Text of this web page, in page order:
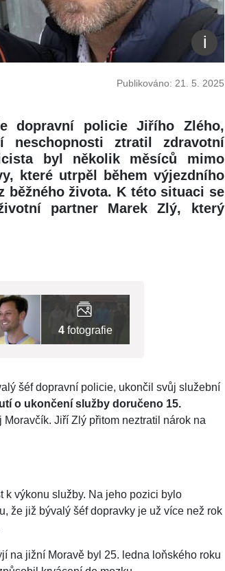
Publikováno: 21. 5. 2025
dopravní policie Jiřího Zlého,
ztratil zdravotní
byl několik měsíců mimo
které utrpěl během výjezdního
běžného života. K této situaci se
partner Marek Zlý, který
4 fotografie
šéf dopravní policie, ukončil svůj služební
o ukončení služby doručeno 15.
Jiří Zlý přitom neztratil nárok na
k výkonu služby. Na jeho pozici bylo
že již bývalý šéf dopravky je už více než rok
na jižní Moravě byl 25. ledna loňského roku